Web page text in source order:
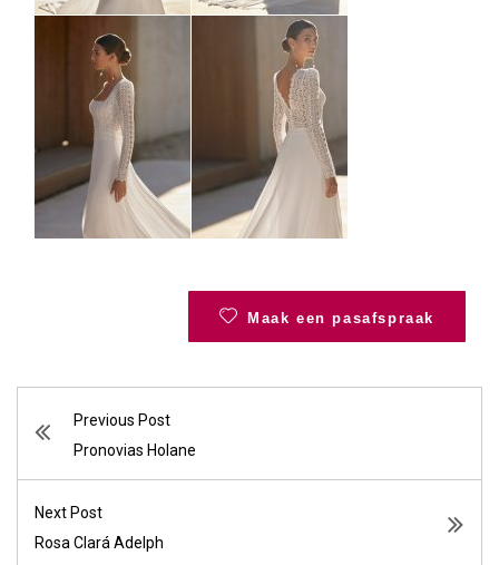
Maak een pasafspraak
Previous Post
Pronovias Holane
Next Post
Rosa Clará Adelph